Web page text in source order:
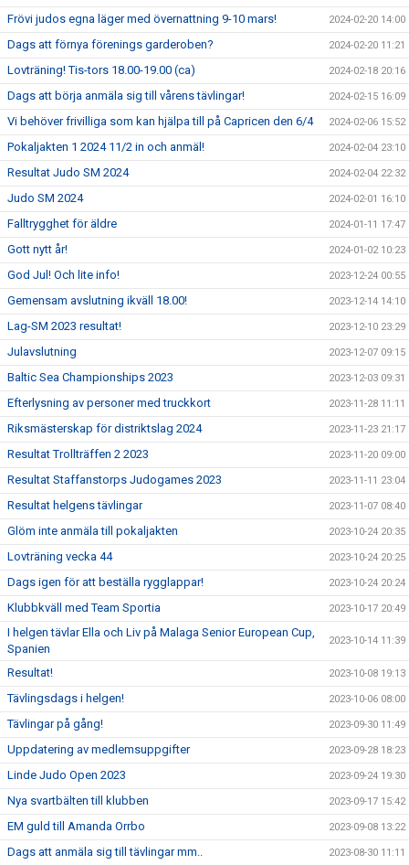
Frövi judos egna läger med övernattning 9-10 mars! 2024-02-20 14:00
Dags att förnya förenings garderoben? 2024-02-20 11:21
Lovträning! Tis-tors 18.00-19.00 (ca) 2024-02-18 20:16
Dags att börja anmäla sig till vårens tävlingar! 2024-02-15 16:09
Vi behöver frivilliga som kan hjälpa till på Capricen den 6/4 2024-02-06 15:52
Pokaljakten 1 2024 11/2 in och anmäl! 2024-02-04 23:10
Resultat Judo SM 2024 2024-02-04 22:32
Judo SM 2024 2024-02-01 16:10
Falltrygghet för äldre 2024-01-11 17:47
Gott nytt år! 2024-01-02 10:23
God Jul! Och lite info! 2023-12-24 00:55
Gemensam avslutning ikväll 18.00! 2023-12-14 14:10
Lag-SM 2023 resultat! 2023-12-10 23:29
Julavslutning 2023-12-07 09:15
Baltic Sea Championships 2023 2023-12-03 09:31
Efterlysning av personer med truckkort 2023-11-28 11:11
Riksmästerskap för distriktslag 2024 2023-11-23 21:17
Resultat Trollträffen 2 2023 2023-11-20 09:00
Resultat Staffanstorps Judogames 2023 2023-11-11 23:04
Resultat helgens tävlingar 2023-11-07 08:40
Glöm inte anmäla till pokaljakten 2023-10-24 20:35
Lovträning vecka 44 2023-10-24 20:25
Dags igen för att beställa rygglappar! 2023-10-24 20:24
Klubbkväll med Team Sportia 2023-10-17 20:49
I helgen tävlar Ella och Liv på Malaga Senior European Cup,
Spanien
2023-10-14 11:39
Resultat! 2023-10-08 19:13
Tävlingsdags i helgen! 2023-10-06 08:00
Tävlingar på gång! 2023-09-30 11:49
Uppdatering av medlemsuppgifter 2023-09-28 18:23
Linde Judo Open 2023 2023-09-24 19:30
Nya svartbälten till klubben 2023-09-17 15:42
EM guld till Amanda Orrbo 2023-09-08 13:22
Dags att anmäla sig till tävlingar mm.. 2023-08-30 11:11